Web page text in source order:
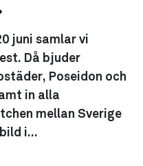
juni samlar vi
Då bjuder
Poseidon och
in alla
mellan Sverige
i...